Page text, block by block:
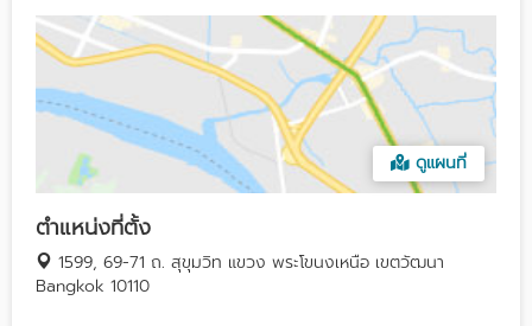
ดูแผนที่
ตำแหน่งที่ตั้ง
1599, 69-71 ถ. สุขุมวิท แขวง พระโขนงเหนือ เขตวัฒนา
Bangkok 10110